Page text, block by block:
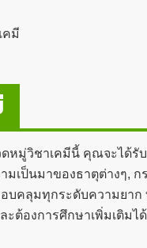
คมี
หมู่วิชาเคมีนี้ คุณจะได้รับ
มเป็นมาของธาตุต่างๆ,
บคลุมทุกระดับความยาก
ะต้องการศึกษาเพิ่มเติมไ